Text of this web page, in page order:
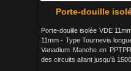
Porte-douille
Porte-douille isolée VDE
11mm - Type Tournevis
Vanadium Manche en
des circuits allant jusqu'à